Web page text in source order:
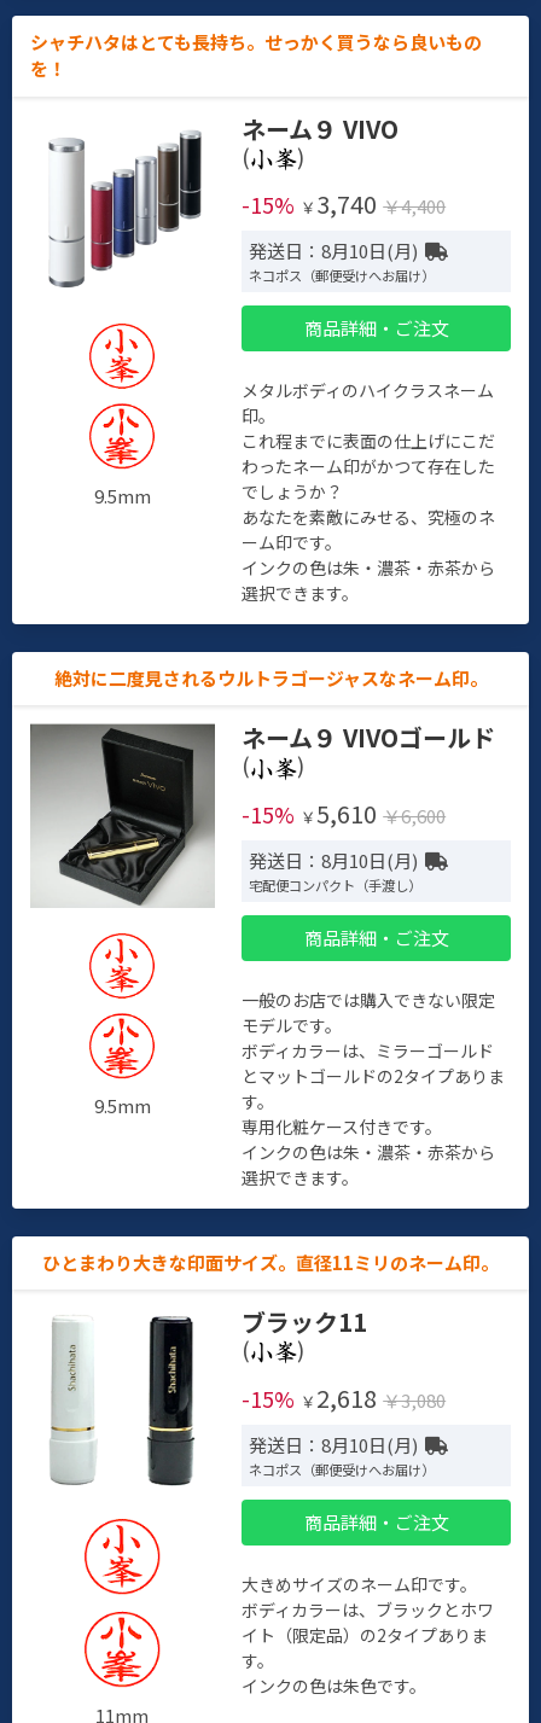
シャチハタはとても長持ち。せっかく買うなら良いもの
を！
9.5mm
ネーム９ VIVO
(
)
-15% ￥ 3,740 ￥4,400
発送日：8月10日(月)
ネコポス（郵便受けへお届け）
商品詳細・ご注文
メタルボディのハイクラスネーム
印。
これ程までに表面の仕上げにこだ
わったネーム印がかつて存在した
でしょうか？
あなたを素敵にみせる、究極のネ
ーム印です。
インクの色は朱・濃茶・赤茶から
選択できます。
絶対に二度見されるウルトラゴージャスなネーム印。
9.5mm
ネーム９ VIVOゴールド
(
)
-15% ￥ 5,610 ￥6,600
発送日：8月10日(月)
宅配便コンパクト（手渡し）
商品詳細・ご注文
一般のお店では購入できない限定
モデルです。
ボディカラーは、ミラーゴールド
とマットゴールドの2タイプありま
す。
専用化粧ケース付きです。
インクの色は朱・濃茶・赤茶から
選択できます。
ひとまわり大きな印面サイズ。直径11ミリのネーム印。
11mm
ブラック11
(
)
-15% ￥ 2,618 ￥3,080
発送日：8月10日(月)
ネコポス（郵便受けへお届け）
商品詳細・ご注文
大きめサイズのネーム印です。
ボディカラーは、ブラックとホワ
イト（限定品）の2タイプありま
す。
インクの色は朱色です。